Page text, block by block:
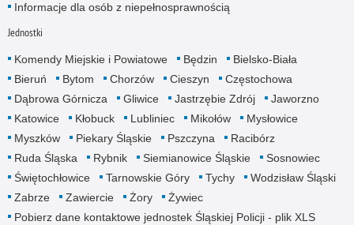
Informacje dla osób z niepełnosprawnością
Jednostki
Komendy Miejskie i Powiatowe Będzin
Bielsko-Biała
Bieruń
Bytom Chorzów Cieszyn
Częstochowa
Dąbrowa Górnicza
Gliwice Jastrzębie Zdrój
Jaworzno
Katowice
Kłobuck Lubliniec Mikołów
Mysłowice
Myszków
Piekary Śląskie Pszczyna
Racibórz
Ruda Śląska
Rybnik Siemianowice Śląskie
Sosnowiec
Świętochłowice
Tarnowskie Góry Tychy
Wodzisław Śląski
Zabrze
Zawiercie Żory
Żywiec
Pobierz dane kontaktowe jednostek Śląskiej Policji - plik XLS